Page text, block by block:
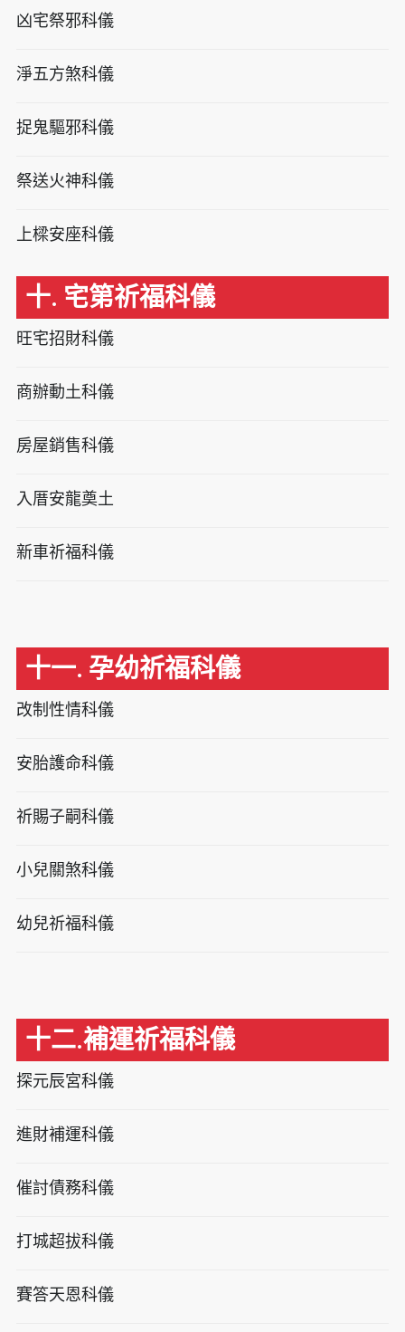
凶宅祭邪科儀
淨五方煞科儀
捉鬼驅邪科儀
祭送火神科儀
上樑安座科儀
十. 宅第祈福科儀
旺宅招財科儀
商辦動土科儀
房屋銷售科儀
入厝安龍奠土
新車祈福科儀
十一. 孕幼祈福科儀
改制性情科儀
安胎護命科儀
祈賜子嗣科儀
小兒關煞科儀
幼兒祈福科儀
十二.補運祈福科儀
探元辰宮科儀
進財補運科儀
催討債務科儀
打城超拔科儀
賽答天恩科儀